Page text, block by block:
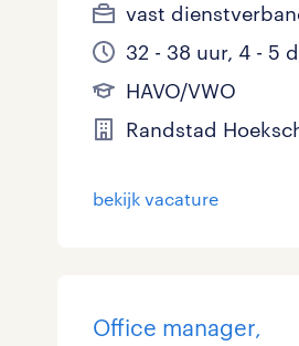
vast
32 - 38 uur, 4 - 5
HAVO/VWO
Randstad
bekijk vacature
Office manager,